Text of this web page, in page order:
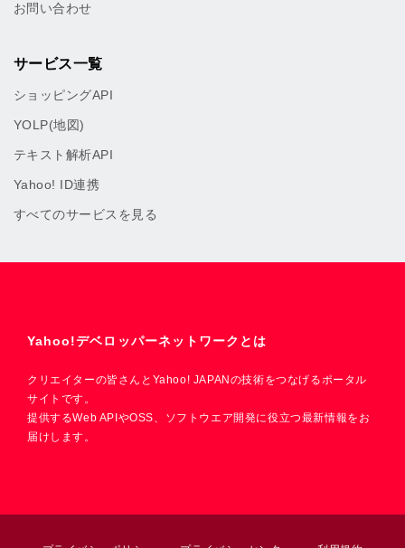
お問い合わせ
サービス一覧
ショッピングAPI
YOLP(地図)
テキスト解析API
Yahoo! ID連携
すべてのサービスを見る
Yahoo!デベロッパーネットワークとは
クリエイターの皆さんとYahoo! JAPANの技術をつなげるポータル
サイトです。
提供するWeb APIやOSS、ソフトウエア開発に役立つ最新情報をお
届けします。